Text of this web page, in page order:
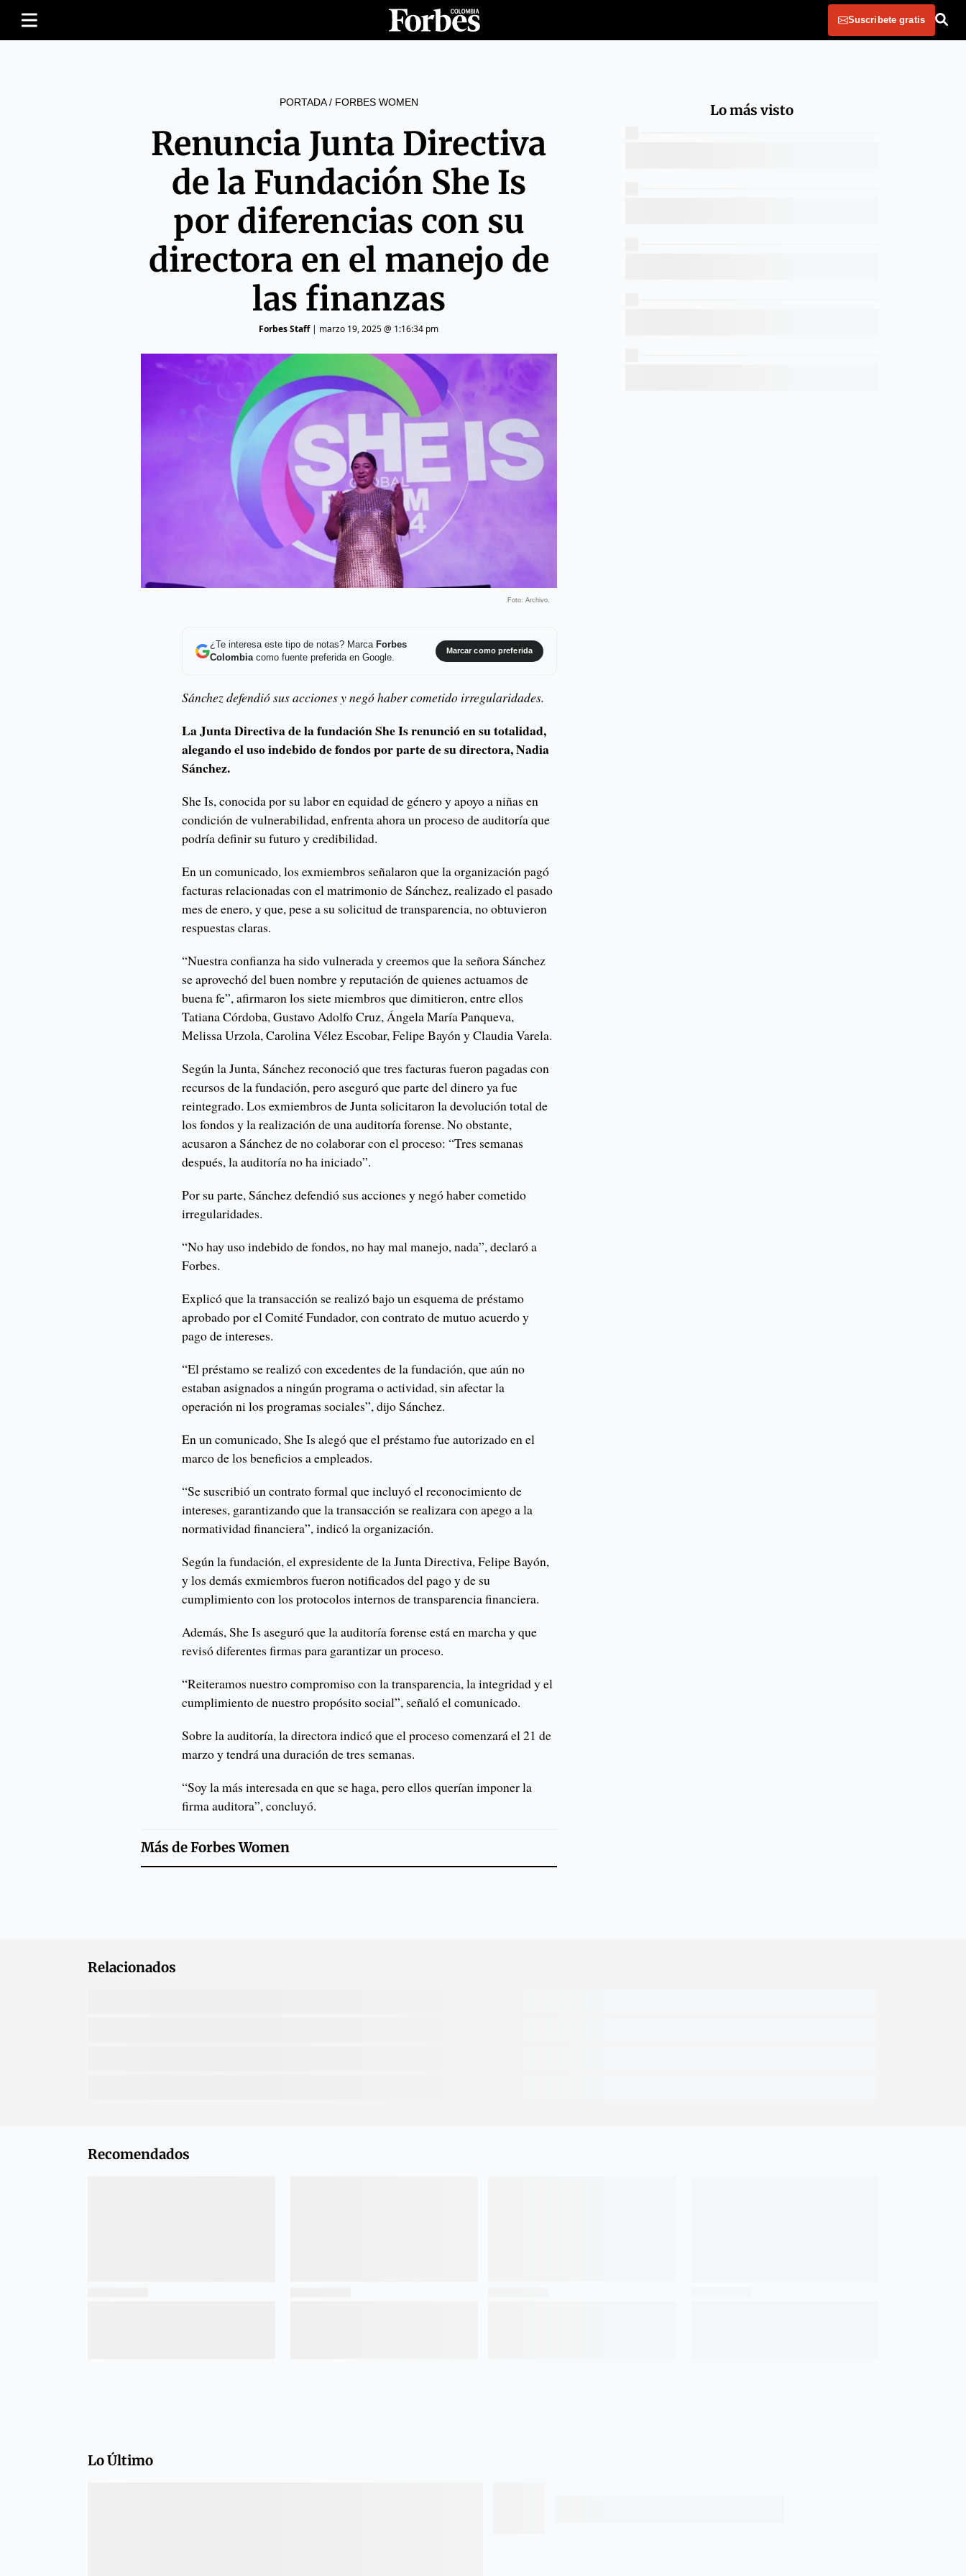
Suscribete gratis
PORTADA/ FORBES WOMEN
Renuncia Junta Directiva
de la Fundación She Is
por diferencias con su
directora en el manejo de
las finanzas
Forbes Staff| marzo 19, 2025 @ 1:16:34 pm
Foto: Archivo.
¿Te interesa este tipo de notas? Marca Forbes
Colombiacomo fuente preferida en Google.
Marcar como preferida
Sánchez defendió sus acciones y negó haber cometido irregularidades.
La Junta Directiva de la fundación She Is renunció en su totalidad,
alegando el uso indebido de fondos por parte de su directora, Nadia
Sánchez.
She Is, conocida por su labor en equidad de género y apoyo a niñas en
condición de vulnerabilidad, enfrenta ahora un proceso de auditoría que
podría definir su futuro y credibilidad.
En un comunicado, los exmiembros señalaron que la organización pagó
facturas relacionadas con el matrimonio de Sánchez, realizado el pasado
mes de enero, y que, pese a su solicitud de transparencia, no obtuvieron
respuestas claras.
“Nuestra confianza ha sido vulnerada y creemos que la señora Sánchez
se aprovechó del buen nombre y reputación de quienes actuamos de
buena fe”, afirmaron los siete miembros que dimitieron, entre ellos
Tatiana Córdoba, Gustavo Adolfo Cruz, Ángela María Panqueva,
Melissa Urzola, Carolina Vélez Escobar, Felipe Bayón y Claudia Varela.
Según la Junta, Sánchez reconoció que tres facturas fueron pagadas con
recursos de la fundación, pero aseguró que parte del dinero ya fue
reintegrado. Los exmiembros de Junta solicitaron la devolución total de
los fondos y la realización de una auditoría forense. No obstante,
acusaron a Sánchez de no colaborar con el proceso: “Tres semanas
después, la auditoría no ha iniciado”.
Por su parte, Sánchez defendió sus acciones y negó haber cometido
irregularidades.
“No hay uso indebido de fondos, no hay mal manejo, nada”, declaró a
Forbes.
Explicó que la transacción se realizó bajo un esquema de préstamo
aprobado por el Comité Fundador, con contrato de mutuo acuerdo y
pago de intereses.
“El préstamo se realizó con excedentes de la fundación, que aún no
estaban asignados a ningún programa o actividad, sin afectar la
operación ni los programas sociales”, dijo Sánchez.
En un comunicado, She Is alegó que el préstamo fue autorizado en el
marco de los beneficios a empleados.
“Se suscribió un contrato formal que incluyó el reconocimiento de
intereses, garantizando que la transacción se realizara con apego a la
normatividad financiera”, indicó la organización.
Según la fundación, el expresidente de la Junta Directiva, Felipe Bayón,
y los demás exmiembros fueron notificados del pago y de su
cumplimiento con los protocolos internos de transparencia financiera.
Además, She Is aseguró que la auditoría forense está en marcha y que
revisó diferentes firmas para garantizar un proceso.
“Reiteramos nuestro compromiso con la transparencia, la integridad y el
cumplimiento de nuestro propósito social”, señaló el comunicado.
Sobre la auditoría, la directora indicó que el proceso comenzará el 21 de
marzo y tendrá una duración de tres semanas.
“Soy la más interesada en que se haga, pero ellos querían imponer la
firma auditora”, concluyó.
Más deForbes Women
Lo más visto
Relacionados
Recomendados
Lo Último